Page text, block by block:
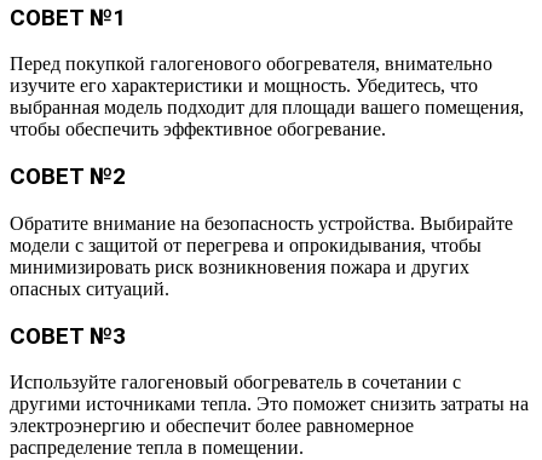
СОВЕТ №1
Перед покупкой галогенового обогревателя, внимательно
изучите его характеристики и мощность. Убедитесь, что
выбранная модель подходит для площади вашего помещения,
чтобы обеспечить эффективное обогревание.
СОВЕТ №2
Обратите внимание на безопасность устройства. Выбирайте
модели с защитой от перегрева и опрокидывания, чтобы
минимизировать риск возникновения пожара и других
опасных ситуаций.
СОВЕТ №3
Используйте галогеновый обогреватель в сочетании с
другими источниками тепла. Это поможет снизить затраты на
электроэнергию и обеспечит более равномерное
распределение тепла в помещении.